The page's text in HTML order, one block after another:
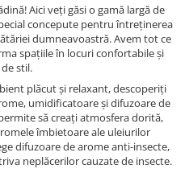
Aici veți găsi o gamă largă de
concepute pentru întreținerea
dumneavoastră. Avem tot ce
spațiile în locuri confortabile și
stil.
plăcut și relaxant, descoperiți
umidificatoare și difuzoare de
să creați atmosfera dorită,
îmbietoare ale uleiurilor
difuzoare de arome anti-insecte,
neplăcerilor cauzate de insecte.